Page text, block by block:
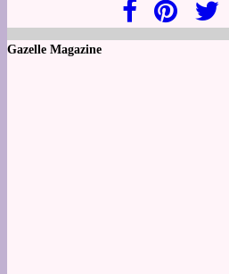
Gazelle Magazine